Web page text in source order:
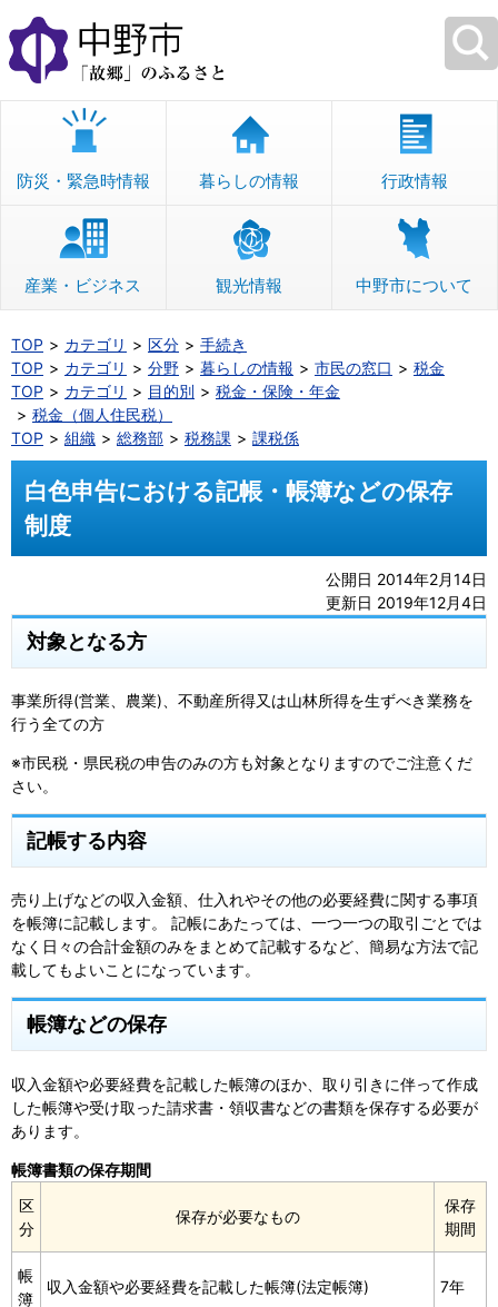
本
文
へ
移
防災・緊急時情報 暮らしの情報 行政情報
産業・ビジネス 観光情報 中野市について
TOP カテゴリ 区分
手続き
TOP
カテゴリ 分野 暮らしの情報 市民の窓口
税金
TOP
カテゴリ 目的別
税金・保険・年金
税金（個人住民税）
TOP
組織 総務部 税務課 課税係
白色申告における記帳・帳簿などの保存
制度
公開日 2014年2月14日
更新日 2019年12月4日
対象となる方
事業所得(営業、農業)、不動産所得又は山林所得を生ずべき業務を
行う全ての方
※市民税・県民税の申告のみの方も対象となりますのでご注意くだ
さい。
記帳する内容
売り上げなどの収入金額、仕入れやその他の必要経費に関する事項
を帳簿に記載します。 記帳にあたっては、一つ一つの取引ごとでは
なく日々の合計金額のみをまとめて記載するなど、簡易な方法で記
載してもよいことになっています。
帳簿などの保存
収入金額や必要経費を記載した帳簿のほか、取り引きに伴って作成
した帳簿や受け取った請求書・領収書などの書類を保存する必要が
あります。
帳簿書類の保存期間
区
分
保存が必要なもの
保存
期間
帳
簿
収入金額や必要経費を記載した帳簿(法定帳簿) 7年